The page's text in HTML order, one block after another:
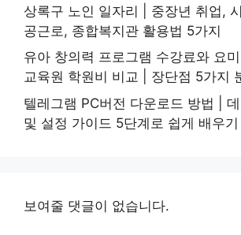
상록구 노인 일자리 | 중장년 취업,
공근로, 종합복지관 활용법 5가지
유아 창의력 프로그램 수강료와 요
교육원 학원비 비교 | 장단점 5가지
텔레그램 PC버전 다운로드 방법 |
및 설정 가이드 5단계로 쉽게 배우기
보여줄 댓글이 없습니다.